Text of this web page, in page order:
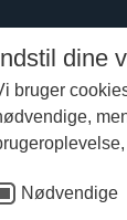
dine
bruger
Nødvendige
til Gotland